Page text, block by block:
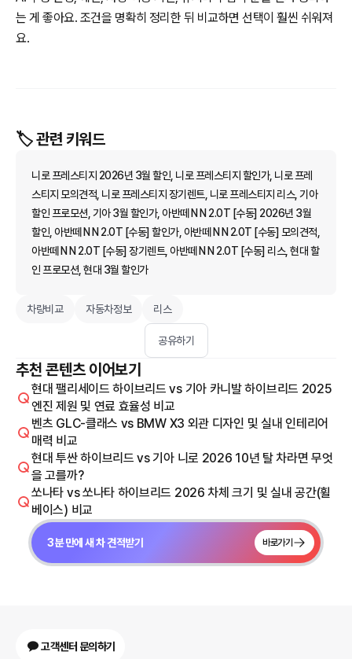
는 게 좋아요. 조건을 명확히 정리한 뒤 비교하면 선택이 훨씬 쉬워져
요.
🏷️ 관련 키워드
니로 프레스티지 2026년 3월 할인, 니로 프레스티지 할인가, 니로 프레
스티지 모의견적, 니로 프레스티지 장기렌트, 니로 프레스티지 리스, 기아
할인 프로모션, 기아 3월 할인가, 아반떼 N N 2.0T [수동] 2026년 3월
할인, 아반떼 N N 2.0T [수동] 할인가, 아반떼 N N 2.0T [수동] 모의견적,
아반떼 N N 2.0T [수동] 장기렌트, 아반떼 N N 2.0T [수동] 리스, 현대 할
인 프로모션, 현대 3월 할인가
차량비교 자동차정보 리스
공유하기
추천 콘텐츠 이어보기
현대 팰리세이드 하이브리드 vs 기아 카니발 하이브리드 2025
엔진 제원 및 연료 효율성 비교
벤츠 GLC-클래스 vs BMW X3 외관 디자인 및 실내 인테리어
매력 비교
현대 투싼 하이브리드 vs 기아 니로 2026 10년 탈 차라면 무엇
을 고를까?
쏘나타 vs 쏘나타 하이브리드 2026 차체 크기 및 실내 공간(휠
베이스) 비교
3분 만에 새 차 견적받기 바로가기
고객센터 문의하기